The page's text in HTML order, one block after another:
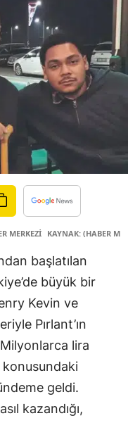
MERKEZİ KAYNAK: (HABER
başlatılan
büyük bir
Kevin ve
Pırlant’ın
Milyonlarca lira
konusundaki
geldi.
kazandığı,